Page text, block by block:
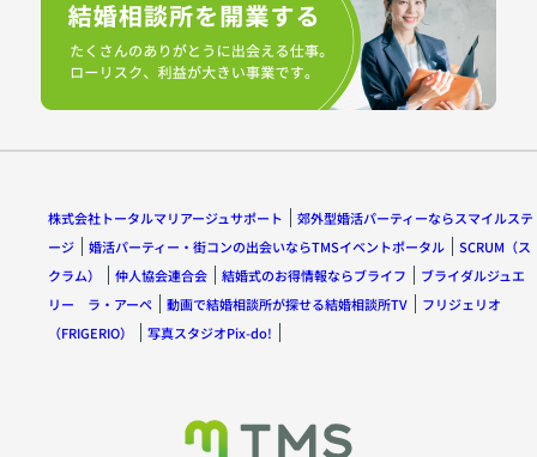
株式会社トータルマリアージュサポート
郊外型婚活パーティーならスマイルステ
ージ
婚活パーティー・街コンの出会いならTMSイベントポータル
SCRUM（ス
クラム）
仲人協会連合会 結婚式のお得情報ならブライフ
ブライダルジュエ
リー ラ・アーペ
動画で結婚相談所が探せる結婚相談所TV
フリジェリオ
（FRIGERIO）
写真スタジオPix-do!